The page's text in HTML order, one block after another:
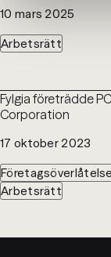
10 mars 2025
Arbetsrätt
17 oktober 2023
Arbetsrätt
Fylgia företrädde
Corporation